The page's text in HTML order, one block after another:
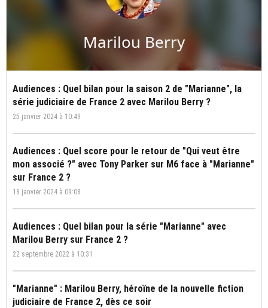
Marilou Berry
Audiences : Quel bilan pour la saison 2 de "Marianne", la
série judiciaire de France 2 avec Marilou Berry ?
25 janvier 2024 à 10:49
Audiences : Quel score pour le retour de "Qui veut être
mon associé ?" avec Tony Parker sur M6 face à "Marianne"
sur France 2 ?
18 janvier 2024 à 09:08
Audiences : Quel bilan pour la série "Marianne" avec
Marilou Berry sur France 2 ?
22 septembre 2022 à 10:31
"Marianne" : Marilou Berry, héroïne de la nouvelle fiction
judiciaire de France 2, dès ce soir